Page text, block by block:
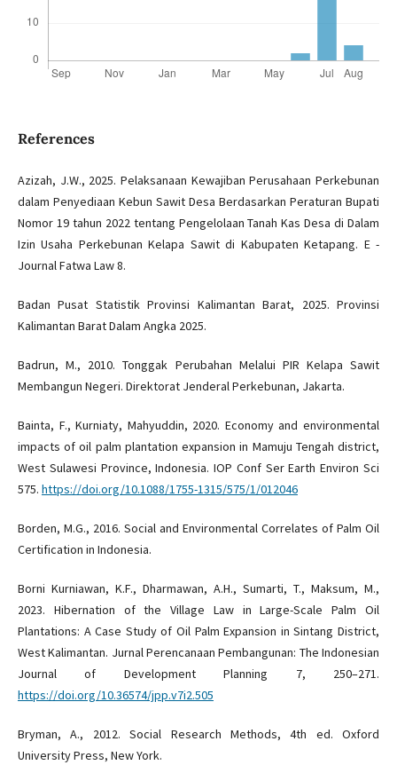
References
Azizah, J.W., 2025. Pelaksanaan Kewajiban Perusahaan Perkebunan
dalam Penyediaan Kebun Sawit Desa Berdasarkan Peraturan Bupati
Nomor 19 tahun 2022 tentang Pengelolaan Tanah Kas Desa di Dalam
Izin Usaha Perkebunan Kelapa Sawit di Kabupaten Ketapang. E -
Journal Fatwa Law 8.
Badan Pusat Statistik Provinsi Kalimantan Barat, 2025. Provinsi
Kalimantan Barat Dalam Angka 2025.
Badrun, M., 2010. Tonggak Perubahan Melalui PIR Kelapa Sawit
Membangun Negeri. Direktorat Jenderal Perkebunan, Jakarta.
Bainta, F., Kurniaty, Mahyuddin, 2020. Economy and environmental
impacts of oil palm plantation expansion in Mamuju Tengah district,
West Sulawesi Province, Indonesia. IOP Conf Ser Earth Environ Sci
575. https://doi.org/10.1088/1755-1315/575/1/012046
Borden, M.G., 2016. Social and Environmental Correlates of Palm Oil
Certification in Indonesia.
Borni Kurniawan, K.F., Dharmawan, A.H., Sumarti, T., Maksum, M.,
2023. Hibernation of the Village Law in Large-Scale Palm Oil
Plantations: A Case Study of Oil Palm Expansion in Sintang District,
West Kalimantan. Jurnal Perencanaan Pembangunan: The Indonesian
Journal of Development Planning 7, 250–271.
https://doi.org/10.36574/jpp.v7i2.505
Bryman, A., 2012. Social Research Methods, 4th ed. Oxford
University Press, New York.